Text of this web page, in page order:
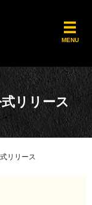
MENU
リリース
リリース